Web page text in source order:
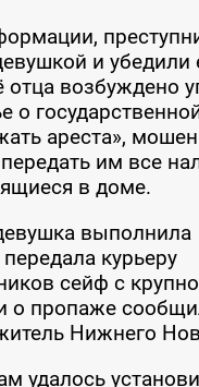
и убедили
отца возбуждено
о
ареста»,
им все
в доме.
выполнила
курьеру
сейф с
о пропаже
Нижнего
удалось